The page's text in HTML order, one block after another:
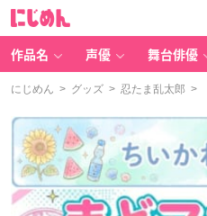
作品名 声優 舞台俳優
にじめん > グッズ > 忍たま乱太郎 >